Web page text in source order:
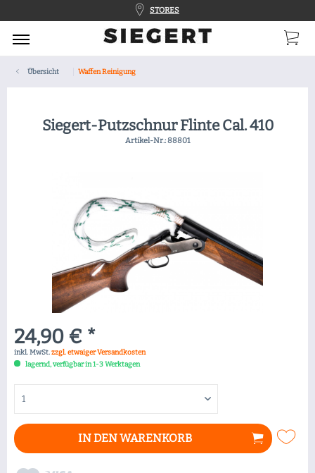
STORES
Übersicht Waffen Reinigung
Siegert-Putzschnur Flinte Cal. 410
Artikel-Nr.:88801
24,90 € *
inkl. MwSt.zzgl. etwaiger Versandkosten
lagernd, verfügbar in 1-3 Werktagen
IN DENWARENKORB